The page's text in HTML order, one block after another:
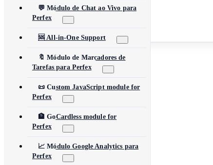
简体中文
日本語
Türkçe
Ver Todos os Produtos
💬 Módulo de Chat ao Vivo para
Perfex
🆘 All-in-One Support
🔖 Módulo de Marcadores de
Tarefas para Perfex
📜 Custom JavaScript module for
Perfex
🏦 GoCardless module for
Perfex
📈 Módulo Google Analytics para
Perfex